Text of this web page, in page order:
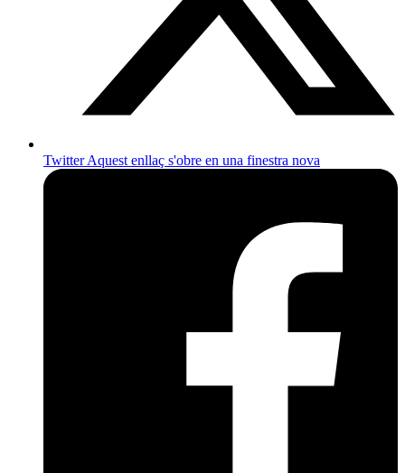
TwitterAquest enllaç s'obre en una finestra nova